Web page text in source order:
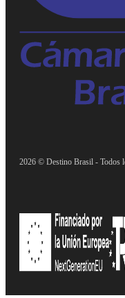
2026 © Destino Brasil - Todos